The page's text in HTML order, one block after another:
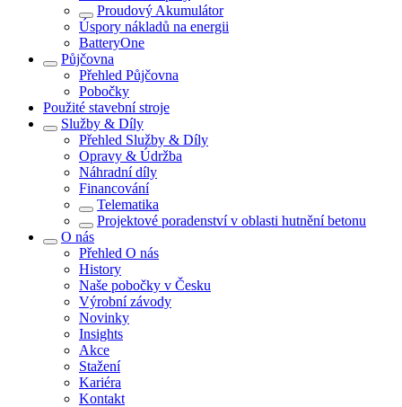
Proudový Akumulátor
Úspory nákladů na energii
BatteryOne
Půjčovna
Přehled Půjčovna
Pobočky
Použité stavební stroje
Služby & Díly
Přehled Služby & Díly
Opravy & Údržba
Náhradní díly
Financování
Telematika
Projektové poradenství v oblasti hutnění betonu
O nás
Přehled O nás
History
Naše pobočky v Česku
Výrobní závody
Novinky
Insights
Akce
Stažení
Kariéra
Kontakt